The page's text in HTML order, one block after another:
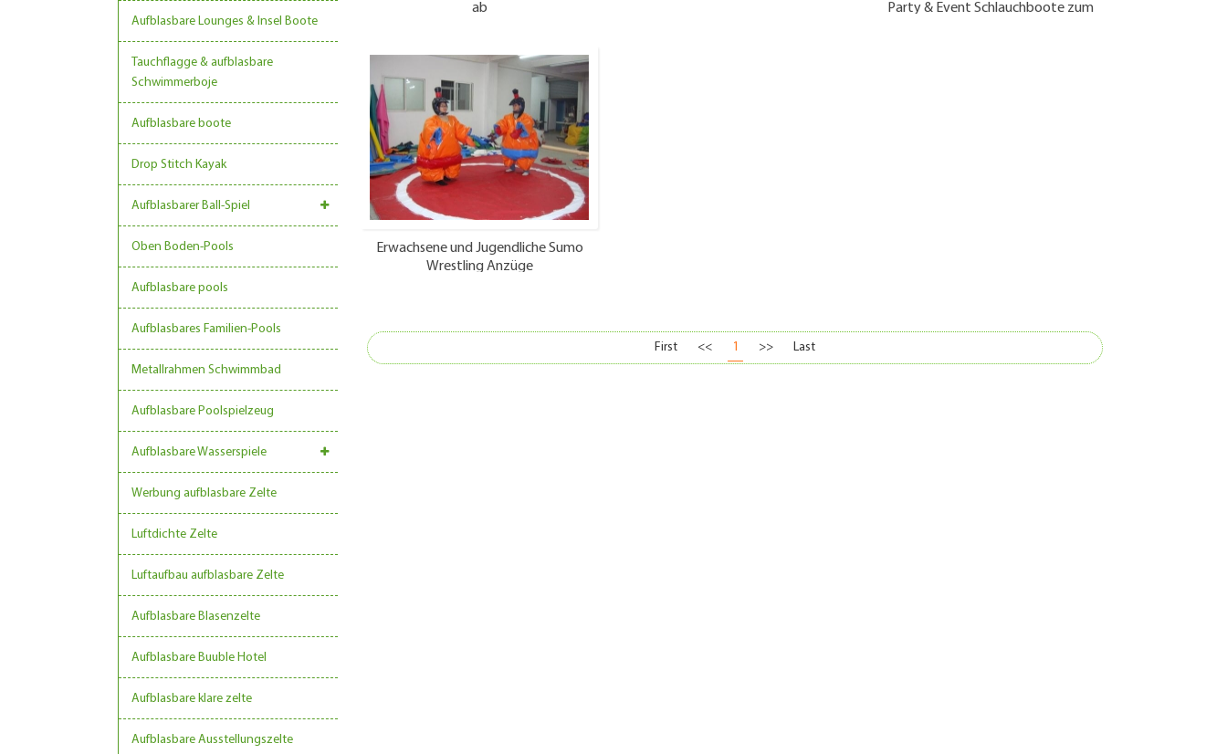
Aufblasbare Lounges & Insel Boote
Tauchflagge & aufblasbare
Schwimmerboje
Aufblasbare boote
Drop Stitch Kayak
Aufblasbarer Ball-Spiel
Oben Boden-Pools
Aufblasbare pools
Aufblasbares Familien-Pools
Metallrahmen Schwimmbad
Aufblasbare Poolspielzeug
Aufblasbare Wasserspiele
Werbung aufblasbare Zelte
Luftdichte Zelte
Luftaufbau aufblasbare Zelte
Aufblasbare Blasenzelte
Aufblasbare Buuble Hotel
Aufblasbare klare zelte
Aufblasbare Ausstellungszelte
ab
Party & Event Schlauchboote zum
Erwachsene und Jugendliche Sumo
Wrestling Anzüge
First << 1 >> Last